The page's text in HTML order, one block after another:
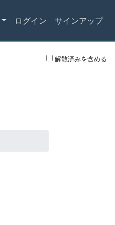
ログイン サインアップ
解散済みを含める